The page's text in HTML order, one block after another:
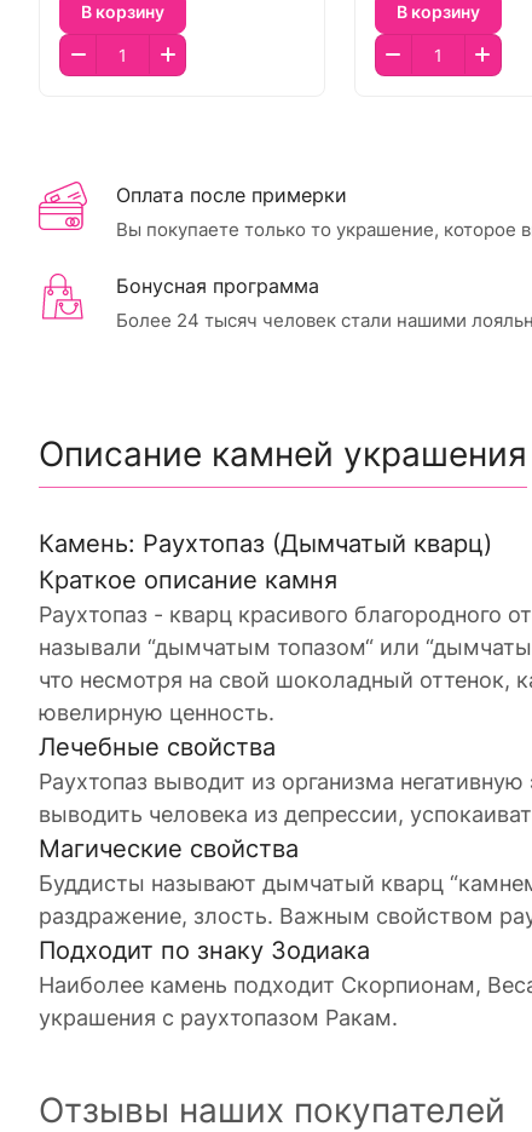
В корзину В корзину
Оплата после примерки
Вы покупаете только то украшение, которое
Бонусная программа
Более 24 тысяч человек стали нашими
Описание камней украшения
Камень: Раухтопаз (Дымчатый кварц)
Краткое описание камня
Раухтопаз - кварц красивого благородного
называли “дымчатым топазом“ или
что несмотря на свой шоколадный оттенок,
ювелирную ценность.
Лечебные свойства
Раухтопаз выводит из организма
выводить человека из депрессии,
Магические свойства
Буддисты называют дымчатый кварц
раздражение, злость. Важным свойством
Подходит по знаку Зодиака
Наиболее камень подходит Скорпионам,
украшения с раухтопазом Ракам.
Отзывы наших покупателей